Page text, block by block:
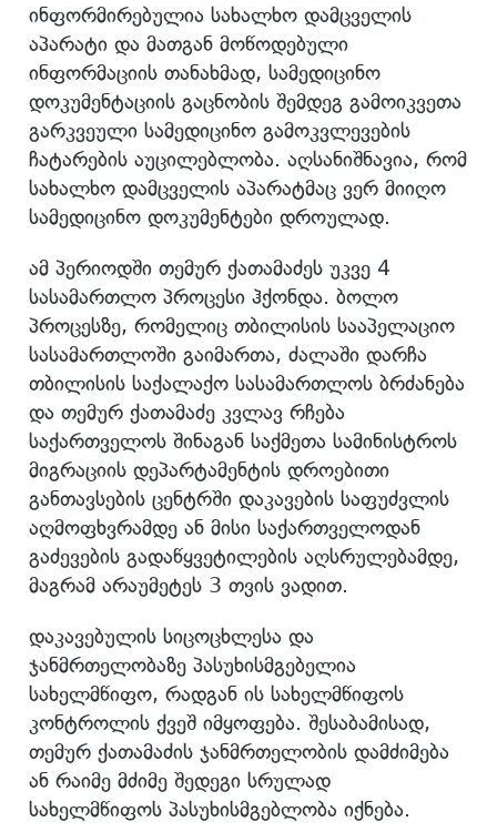
ინფორმირებულია სახალხო დამცველის
აპარატი და მათგან მოწოდებული
ინფორმაციის თანახმად, სამედიცინო
დოკუმენტაციის გაცნობის შემდეგ გამოიკვეთა
გარკვეული სამედიცინო გამოკვლევების
ჩატარების აუცილებლობა. აღსანიშნავია, რომ
სახალხო დამცველის აპარატმაც ვერ მიიღო
სამედიცინო დოკუმენტები დროულად.
ამ პერიოდში თემურ ქათამაძეს უკვე 4
სასამართლო პროცესი ჰქონდა. ბოლო
პროცესზე, რომელიც თბილისის სააპელაციო
სასამართლოში გაიმართა, ძალაში დარჩა
თბილისის საქალაქო სასამართლოს ბრძანება
და თემურ ქათამაძე კვლავ რჩება
საქართველოს შინაგან საქმეთა სამინისტროს
მიგრაციის დეპარტამენტის დროებითი
განთავსების ცენტრში დაკავების საფუძვლის
აღმოფხვრამდე ან მისი საქართველოდან
გაძევების გადაწყვეტილების აღსრულებამდე,
მაგრამ არაუმეტეს 3 თვის ვადით.
დაკავებულის სიცოცხლესა და
ჯანმრთელობაზე პასუხისმგებელია
სახელმწიფო, რადგან ის სახელმწიფოს
კონტროლის ქვეშ იმყოფება. შესაბამისად,
თემურ ქათამაძის ჯანმრთელობის დამძიმება
ან რაიმე მძიმე შედეგი სრულად
სახელმწიფოს პასუხისმგებლობა იქნება.